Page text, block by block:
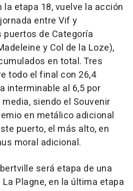
la etapa 18, vuelve la acción
entre Vif y
de Categoría
y Col de la Loze),
en total. Tres
todo el final con 26,4
interminable al 6,5 por
siendo el Souvenir
en metálico adicional
puerto, el más alto, en
moral adicional.
será etapa de una
Plagne, en la última etapa